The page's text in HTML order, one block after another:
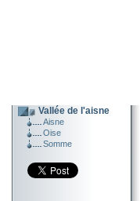
Vallée de l'aisne
Aisne
Oise
Somme